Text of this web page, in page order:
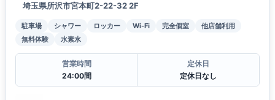
埼玉県所沢市宮本町2-22-32 2F
駐車場 シャワー ロッカー Wi-Fi 完全個室
他店舗利用
無料体験
水素水
営業時間
24:00間
定休日
定休日なし